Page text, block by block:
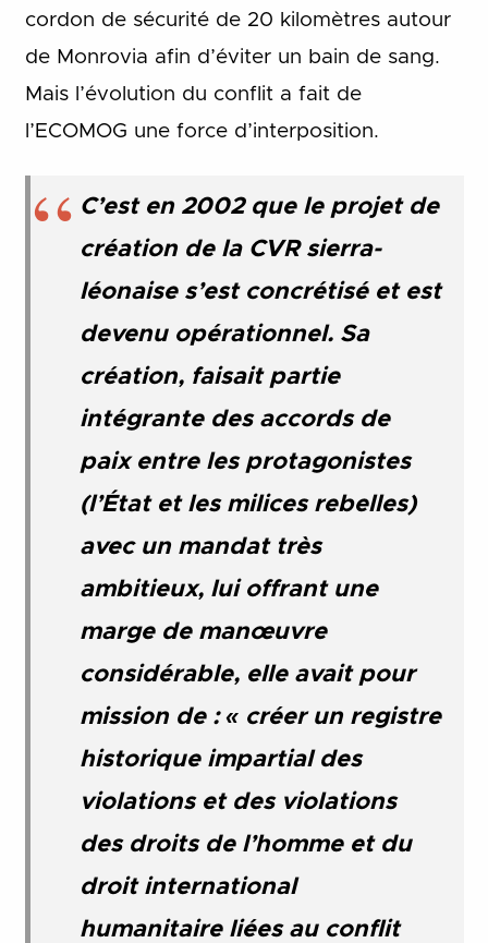
cordon de sécurité de 20 kilomètres autour
de Monrovia afin d’éviter un bain de sang.
Mais l’évolution du conflit a fait de
l’ECOMOG une force d’interposition.
C’est en 2002 que le projet de
création de la CVR sierra-
léonaise s’est concrétisé et est
devenu opérationnel. Sa
création, faisait partie
intégrante des accords de
paix entre les protagonistes
(l’État et les milices rebelles)
avec un mandat très
ambitieux, lui offrant une
marge de manœuvre
considérable, elle avait pour
mission de : « créer un registre
historique impartial des
violations et des violations
des droits de l’homme et du
droit international
humanitaire liées au conflit